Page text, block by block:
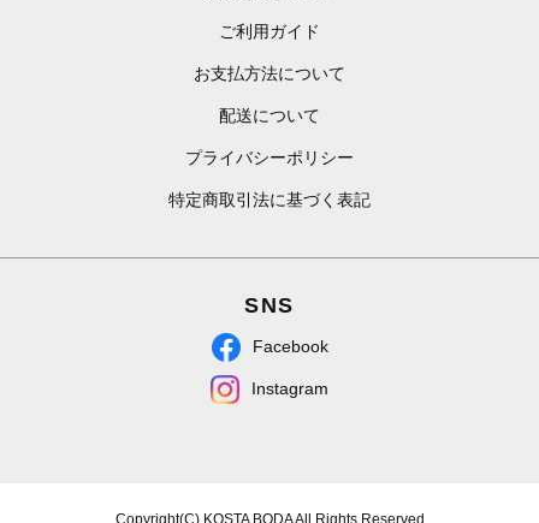
ご利用ガイド
お支払方法について
配送について
プライバシーポリシー
特定商取引法に基づく表記
SNS
Facebook
Instagram
Copyright(C) KOSTA BODA All Rights Reserved